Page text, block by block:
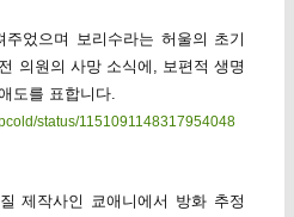
었으며 보리수라는 허울의 초기
의원의 사망 소식에, 보편적 생명
도를 표합니다.
status/1151091148317954048
제작사인 쿄애니에서 방화 추정